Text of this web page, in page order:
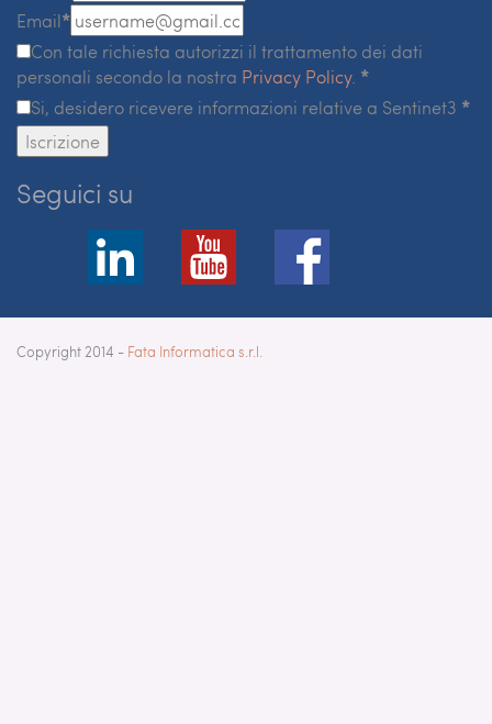
Email*
Con tale richiesta autorizzi il trattamento dei dati
personali secondo la nostra Privacy Policy. *
Si, desidero ricevere informazioni relative a Sentinet3 *
Iscrizione
Seguici su
Copyright 2014 - Fata Informatica s.r.l.